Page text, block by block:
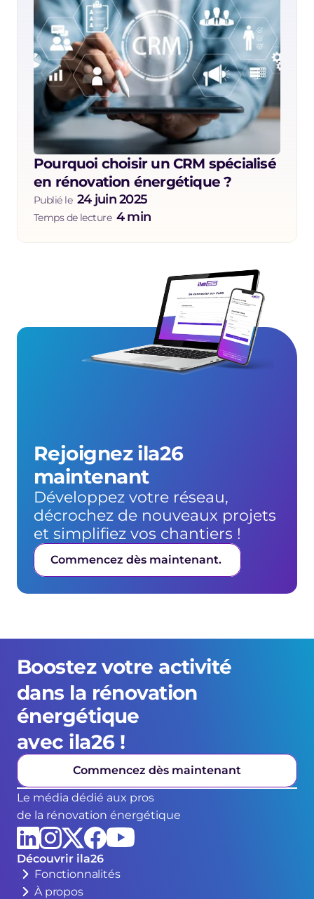
Pourquoi choisir un CRM spécialisé
en rénovation énergétique ?
Publié le 24 juin 2025
Temps de lecture 4 min
Rejoignez ila26
maintenant
Développez votre réseau,
décrochez de nouveaux projets
et simplifiez vos chantiers !
Commencez dès maintenant.
Boostez votre activité
dans la rénovation
énergétique
avec ila26 !
Commencez dès maintenant
Le média dédié aux pros
de la rénovation énergétique
Découvrir ila26
Fonctionnalités
À propos